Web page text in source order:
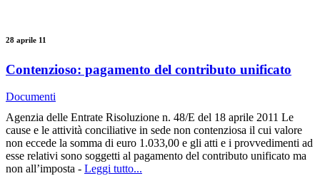
28 aprile 11
Contenzioso: pagamento del contributo unificato
Documenti
Agenzia delle Entrate Risoluzione n. 48/E del 18 aprile 2011 Le
cause e le attività conciliative in sede non contenziosa il cui valore
non eccede la somma di euro 1.033,00 e gli atti e i provvedimenti ad
esse relativi sono soggetti al pagamento del contributo unificato ma
non all’imposta - Leggi tutto...